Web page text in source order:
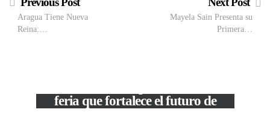
Aragua Tiene Nueva
Reina:…
Mayela Sain Presenta su
Primera…
feria que fortalece el futuro de